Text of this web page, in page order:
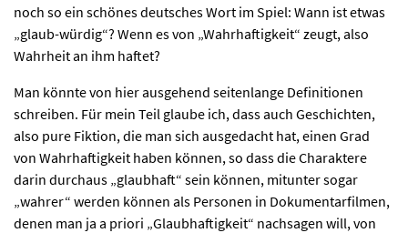
noch so ein schönes deutsches Wort im Spiel: Wann ist etwas
„glaub-würdig“? Wenn es von „Wahrhaftigkeit“ zeugt, also
Wahrheit an ihm haftet?
Man könnte von hier ausgehend seitenlange Definitionen
schreiben. Für mein Teil glaube ich, dass auch Geschichten,
also pure Fiktion, die man sich ausgedacht hat, einen Grad
von Wahrhaftigkeit haben können, so dass die Charaktere
darin durchaus „glaubhaft“ sein können, mitunter sogar
„wahrer“ werden können als Personen in Dokumentarfilmen,
denen man ja a priori „Glaubhaftigkeit“ nachsagen will, von